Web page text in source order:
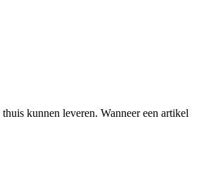
kunnen leveren. Wanneer een artikel